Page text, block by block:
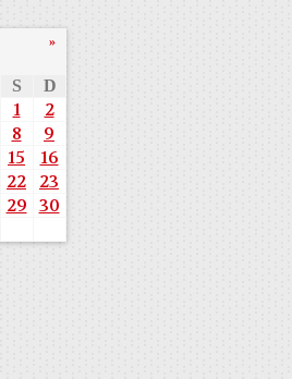
»
S D
1
2
8
9
15
16
22
23
29 30